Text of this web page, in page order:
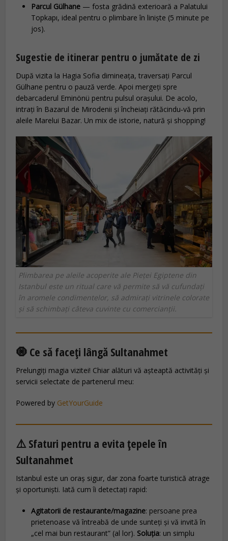
Parcul Gülhane — fosta grădină exterioară a Palatului
Topkapı, ideal pentru o plimbare în liniște (5 minute pe
jos).
Sugestie de itinerar pentru o jumătate de zi
După vizita la Hagia Sofia dimineața, traversați Parcul
Gülhane pentru o pauză verde. Apoi mergeți spre
debarcaderul Eminönü pentru pulsul orașului. De acolo,
intrați în Bazarul de Mirodenii și încheiați rătăcindu‑vă prin
aleile Marelui Bazar. Un mix de istorie, natură și shopping!
Plimbarea pe aleile acoperite ale Pieței Egiptene din
Istanbul este un ritual care vă permite să vă cufundați
în aromele condimentelor, să admirați vitrinele colorate
și să schimbați câteva cuvinte cu comercianții.
🧿 Ce să faceți lângă Sultanahmet
Prelungiți magia vizitei! Chiar alături vă așteaptă activități și
servicii selectate de partenerul meu:
Powered by GetYourGuide
⚠️ Sfaturi pentru a evita țepele în
Sultanahmet
Istanbul este un oraș sigur, dar zona foarte turistică atrage
și oportuniști. Iată cum îi detectați rapid:
Agitatorii de restaurante/magazine: persoane prea
prietenoase vă întreabă de unde sunteți și vă invită în
„cel mai bun restaurant” (al lor). Soluția: un simplu